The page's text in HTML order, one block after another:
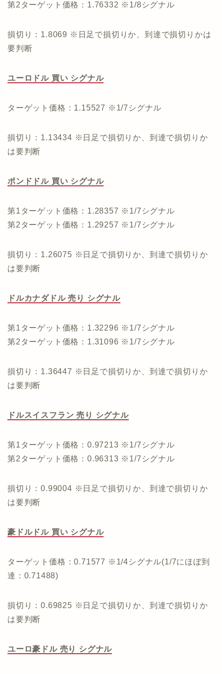
第2ターゲット価格：1.76332 ※1/8シグナル
損切り：1.8069 ※日足で損切りか、到達で損切りかは
要判断
ユーロドル 買い シグナル
ターゲット価格：1.15527 ※1/7シグナル
損切り：1.13434 ※日足で損切りか、到達で損切りか
は要判断
ポンドドル 買い シグナル
第1ターゲット価格：1.28357 ※1/7シグナル
第2ターゲット価格：1.29257 ※1/7シグナル
損切り：1.26075 ※日足で損切りか、到達で損切りか
は要判断
ドルカナダドル 売り シグナル
第1ターゲット価格：1.32296 ※1/7シグナル
第2ターゲット価格：1.31096 ※1/7シグナル
損切り：1.36447 ※日足で損切りか、到達で損切りか
は要判断
ドルスイスフラン 売り シグナル
第1ターゲット価格：0.97213 ※1/7シグナル
第2ターゲット価格：0.96313 ※1/7シグナル
損切り：0.99004 ※日足で損切りか、到達で損切りか
は要判断
豪ドルドル 買い シグナル
ターゲット価格：0.71577 ※1/4シグナル(1/7にほぼ到
達：0.71488)
損切り：0.69825 ※日足で損切りか、到達で損切りか
は要判断
ユーロ豪ドル 売り シグナル